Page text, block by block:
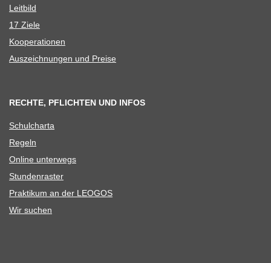
Leit­bild
17 Ziele
Koope­ra­tio­nen
Aus­zeich­nun­gen und Preise
RECHTE, PFLICHTEN UND INFOS
Schul­charta
Regeln
Online unter­wegs
Stun­den­ras­ter
Prak­ti­kum an der LEOGOS
Wir suchen